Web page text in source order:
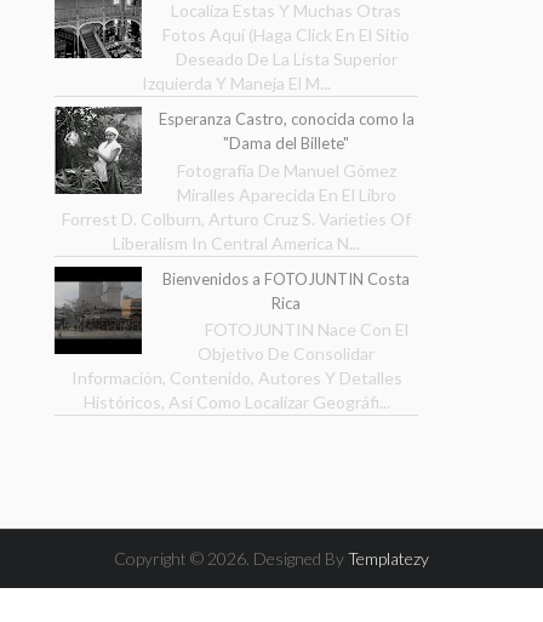
Localiza Estas Y Muchas Otras
Fotos Aquí (Haga Click En El Sitio
Deseado De La Lista Superior
Izquierda Y Maneja El M...
Esperanza Castro, conocida como la
"Dama del Billete"
Fotografía De Manuel Gómez
Miralles Aparecida En El Libro
Forrest D. Colburn, Arturo Cruz S. Varieties Of
Liberalism In Central America N...
Bienvenidos a FOTOJUNTIN Costa
Rica
FOTOJUNTIN Nace Con El
Objetivo De Consolidar
Información, Contenido, Autores Y Detalles
Históricos, Así Como Localizar Geográfi...
Copyright © 2026. Designed ByTemplatezy